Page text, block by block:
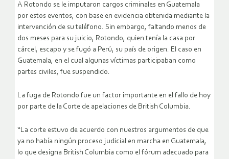
A Rotondo se le imputaron cargos criminales en Guatemala
por estos eventos, con base en evidencia obtenida mediante la
intervención de su teléfono. Sin embargo, faltando menos de
dos meses para su juicio, Rotondo, quien tenía la casa por
cárcel, escapo y se fugó a Perú, su país de origen. El caso en
Guatemala, en el cual algunas víctimas participaban como
partes civiles, fue suspendido.
La fuga de Rotondo fue un factor importante en el fallo de hoy
por parte de la Corte de apelaciones de British Columbia.
“La corte estuvo de acuerdo con nuestros argumentos de que
ya no había ningún proceso judicial en marcha en Guatemala,
lo que designa British Columbia como el fórum adecuado para